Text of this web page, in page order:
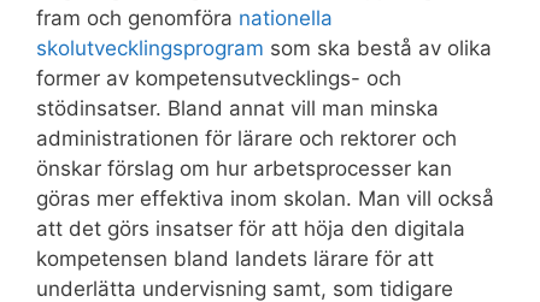
fram och genomföra nationella
skolutvecklingsprogram som ska bestå av olika
former av kompetensutvecklings- och
stödinsatser. Bland annat vill man minska
administrationen för lärare och rektorer och
önskar förslag om hur arbetsprocesser kan
göras mer effektiva inom skolan. Man vill också
att det görs insatser för att höja den digitala
kompetensen bland landets lärare för att
underlätta undervisning samt, som tidigare